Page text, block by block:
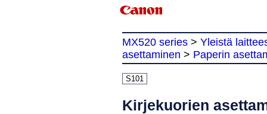
MX520 series > Yleistä
asettaminen > Paperin
S101
Kirjekuorien